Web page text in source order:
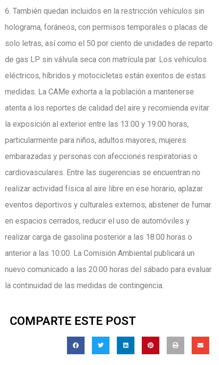
6. También quedan incluidos en la restricción vehículos sin
holograma, foráneos, con permisos temporales o placas de
solo letras, así como el 50 por ciento de unidades de reparto
de gas LP sin válvula seca con matrícula par. Los vehículos
eléctricos, híbridos y motocicletas están exentos de estas
medidas. La CAMe exhorta a la población a mantenerse
atenta a los reportes de calidad del aire y recomienda evitar
la exposición al exterior entre las 13:00 y 19:00 horas,
particularmente para niños, adultos mayores, mujeres
embarazadas y personas con afecciones respiratorias o
cardiovasculares. Entre las sugerencias se encuentran no
realizar actividad física al aire libre en ese horario, aplazar
eventos deportivos y culturales externos, abstener de fumar
en espacios cerrados, reducir el uso de automóviles y
realizar carga de gasolina posterior a las 18:00 horas o
anterior a las 10:00. La Comisión Ambiental publicará un
nuevo comunicado a las 20:00 horas del sábado para evaluar
la continuidad de las medidas de contingencia.
COMPARTE ESTE POST